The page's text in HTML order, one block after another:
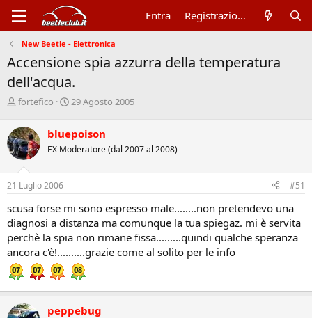
Entra Registrazione
New Beetle - Elettronica
Accensione spia azzurra della temperatura
dell'acqua.
A
t
o
r
e
d
c
u
s
s
i
o
n
e
fortefico
D
a
d
i
z
i
o
29 Agosto 2005
bluepoison
EX Moderatore (dal 2007 al 2008)
21 Luglio 2006 #51
scusa forse mi sono espresso male........non pretendevo una
diagnosi a distanza ma comunque la tua spiegaz. mi è servita
perchè la spia non rimane fissa.........quindi qualche speranza
ancora c'è!..........grazie come al solito per le info
peppebug